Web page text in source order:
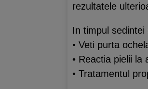
rezultatele
In timpul
• Veti purta
• Reactia pielii
• Tratamentul